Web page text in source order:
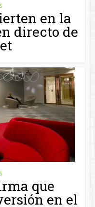
en la
directo de
que
en el